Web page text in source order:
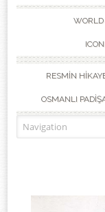
WORLD
RESMİN
OSMANLI